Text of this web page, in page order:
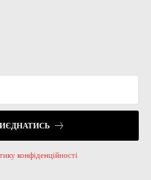
конфіденційності